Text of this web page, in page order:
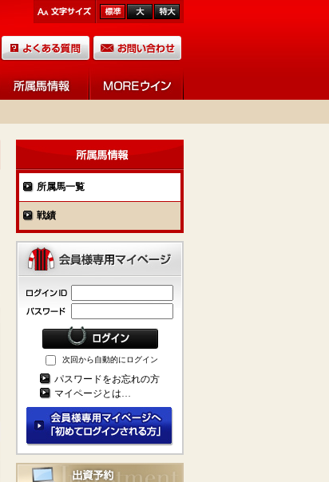
所属馬一覧
戦績
次回から自動的にログイン
パスワードをお忘れの方
マイページとは…